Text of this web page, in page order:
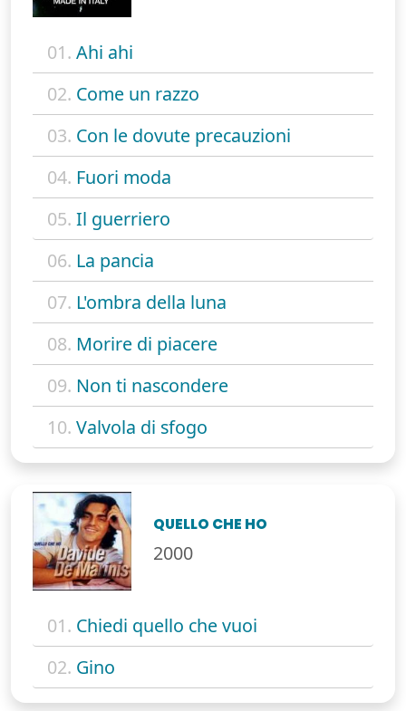
01. Ahi ahi
02. Come un razzo
03. Con le dovute precauzioni
04. Fuori moda
05. Il guerriero
06. La pancia
07. L'ombra della luna
08. Morire di piacere
09. Non ti nascondere
10. Valvola di sfogo
QUELLO CHE HO
2000
01. Chiedi quello che vuoi
02. Gino